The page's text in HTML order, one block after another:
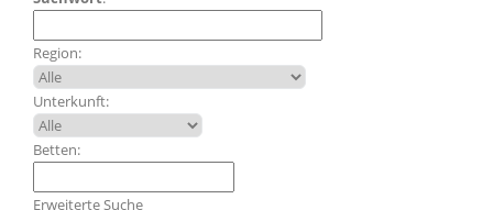
Region:
Unterkunft:
Betten:
Erweiterte Suche